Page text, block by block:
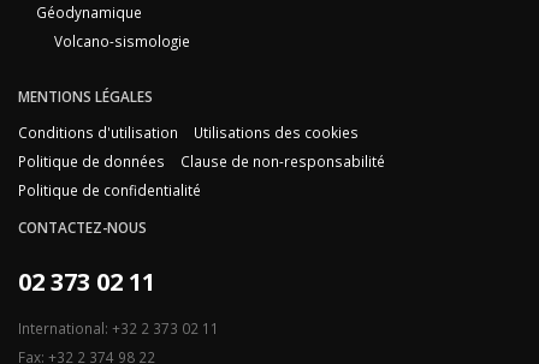
Géodynamique
Volcano-sismologie
MENTIONS LÉGALES
Conditions d'utilisation
Utilisations des cookies
Politique de données
Clause de non-responsabilité
Politique de confidentialité
CONTACTEZ-NOUS
02 373 02 11
International: +32 2 373 02 11
Fax: +32 2 374 98 22